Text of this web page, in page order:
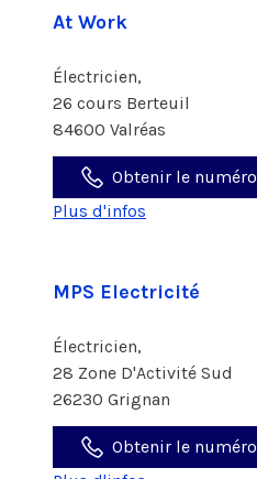
At Work
Électricien,
26 cours Berteuil
84600 Valréas
Obtenir le numéro
Plus d'infos
MPS Electricité
Électricien,
28 Zone D'Activité Sud
26230 Grignan
Obtenir le numéro